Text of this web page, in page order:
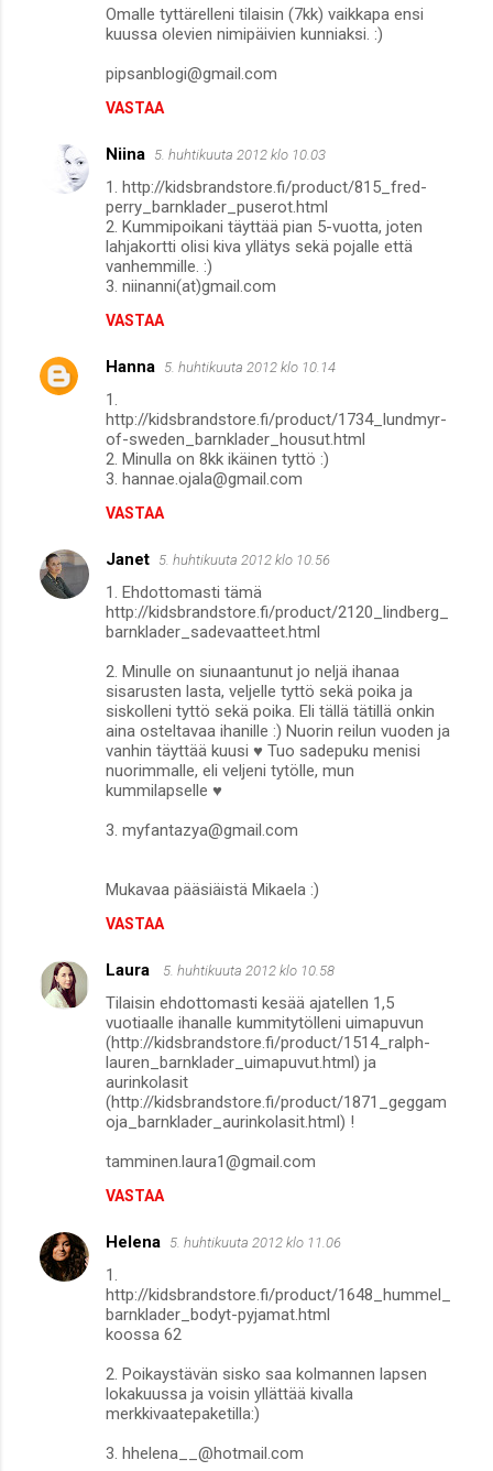
Omalle tyttärelleni tilaisin (7kk) vaikkapa ensi
kuussa olevien nimipäivien kunniaksi. :)
pipsanblogi@gmail.com
VASTAA
Niina 5. huhtikuuta 2012 klo 10.03
1. http://kidsbrandstore.fi/product/815_fred-
perry_barnklader_puserot.html
2. Kummipoikani täyttää pian 5-vuotta, joten
lahjakortti olisi kiva yllätys sekä pojalle että
vanhemmille. :)
3. niinanni(at)gmail.com
VASTAA
Hanna 5. huhtikuuta 2012 klo 10.14
1.
http://kidsbrandstore.fi/product/1734_lundmyr-
of-sweden_barnklader_housut.html
2. Minulla on 8kk ikäinen tyttö :)
3. hannae.ojala@gmail.com
VASTAA
Janet 5. huhtikuuta 2012 klo 10.56
1. Ehdottomasti tämä
http://kidsbrandstore.fi/product/2120_lindberg_
barnklader_sadevaatteet.html
2. Minulle on siunaantunut jo neljä ihanaa
sisarusten lasta, veljelle tyttö sekä poika ja
siskolleni tyttö sekä poika. Eli tällä tätillä onkin
aina osteltavaa ihanille :) Nuorin reilun vuoden ja
vanhin täyttää kuusi ♥ Tuo sadepuku menisi
nuorimmalle, eli veljeni tytölle, mun
kummilapselle ♥
3. myfantazya@gmail.com
Mukavaa pääsiäistä Mikaela :)
VASTAA
Laura 5. huhtikuuta 2012 klo 10.58
Tilaisin ehdottomasti kesää ajatellen 1,5
vuotiaalle ihanalle kummitytölleni uimapuvun
(http://kidsbrandstore.fi/product/1514_ralph-
lauren_barnklader_uimapuvut.html) ja
aurinkolasit
(http://kidsbrandstore.fi/product/1871_geggam
oja_barnklader_aurinkolasit.html) !
tamminen.laura1@gmail.com
VASTAA
Helena 5. huhtikuuta 2012 klo 11.06
1.
http://kidsbrandstore.fi/product/1648_hummel_
barnklader_bodyt-pyjamat.html
koossa 62
2. Poikaystävän sisko saa kolmannen lapsen
lokakuussa ja voisin yllättää kivalla
merkkivaatepaketilla:)
3. hhelena__@hotmail.com